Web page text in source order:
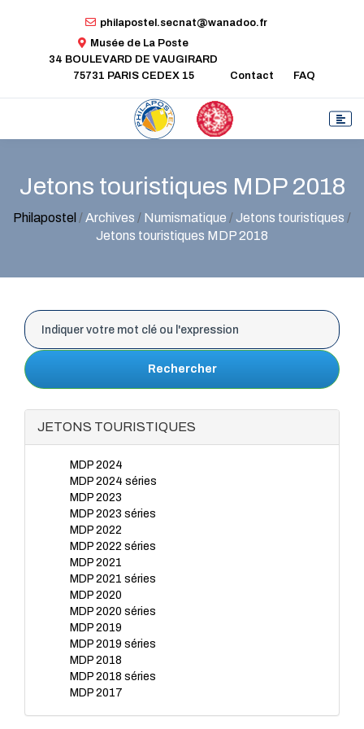
philapostel.secnat@wanadoo.fr
Musée de La Poste
34 BOULEVARD DE VAUGIRARD
75731 PARIS CEDEX 15
Contact FAQ
Jetons touristiques MDP 2018
Philapostel /Archives / Numismatique /Jetons touristiques /
Jetons touristiques MDP 2018
Rechercher
JETONS TOURISTIQUES
MDP 2024
MDP 2024 séries
MDP 2023
MDP 2023 séries
MDP 2022
MDP 2022 séries
MDP 2021
MDP 2021 séries
MDP 2020
MDP 2020 séries
MDP 2019
MDP 2019 séries
MDP 2018
MDP 2018 séries
MDP 2017